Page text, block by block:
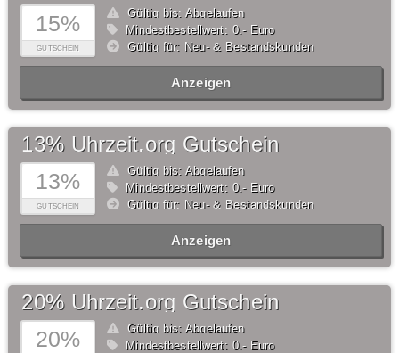
15%
GUTSCHEIN
Gültig bis: Abgelaufen
Mindestbestellwert: 0,- Euro
Gültig für: Neu- & Bestandskunden
Anzeigen
13%
GUTSCHEIN
13% Uhrzeit.org Gutschein
Gültig bis: Abgelaufen
Mindestbestellwert: 0,- Euro
Gültig für: Neu- & Bestandskunden
Anzeigen
20%
20% Uhrzeit.org Gutschein
Gültig bis: Abgelaufen
Mindestbestellwert: 0,- Euro